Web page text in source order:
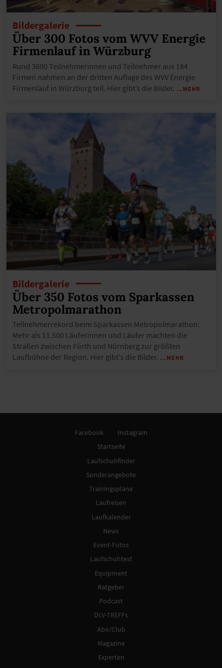
Bildergalerie
Über 300 Fotos vom WVV Energie
Firmenlauf in Würzburg
Rund 3600 Teilnehmerinnen und Teilnehmer aus 184
Firmen nahmen an der dritten Auflage des WVV Energie
Firmenlauf in Würzburg teil. Hier gibt’s die Bilder. …MEHR
Bildergalerie
Über 350 Fotos vom Sparkassen
Metropolmarathon
Teilnehmerrekord beim Sparkassen Metropolmarathon:
Mehr als 11.500 Läuferinnen und Läufer machten die
Straßen zwischen Fürth und Nürnberg zur größten
Laufbühne der Region. Hier gibt's die Bilder. …MEHR
Facebook
Instagram
Startseite
Laufschuhfinder
Sonderangebote
Trainingspläne
Laufreisen
Laufkalender
News
Event-Fotos
Laufschuhtest
Equipment
Ratgeber
Podcast
DLV-TREFFs
Abo/Club
Magazine
Experten